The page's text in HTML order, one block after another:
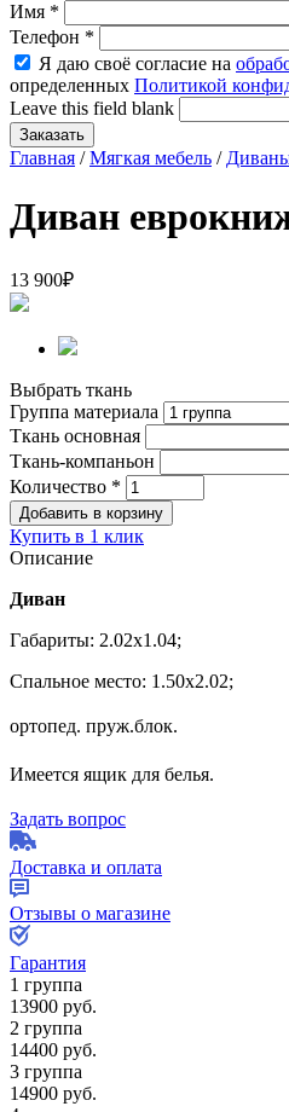
Имя *
Телефон *
Я даю своё согласие на
определенных Политикой
Leave this field blank
Главная /Мягкая мебель /
Диван
13 900₽
Выбрать ткань
Группа материала
Ткань основная
Ткань-компаньон
Количество *
Купить в 1 клик
Описание
Диван
Габариты: 2.02х1.04;
Спальное место: 1.50х2.02;
ортопед. пруж.блок.
Имеется ящик для белья.
Задать вопрос
Доставка и оплата
Отзывы о магазине
Гарантия
1 группа
13900 руб.
2 группа
14400 руб.
3 группа
14900 руб.